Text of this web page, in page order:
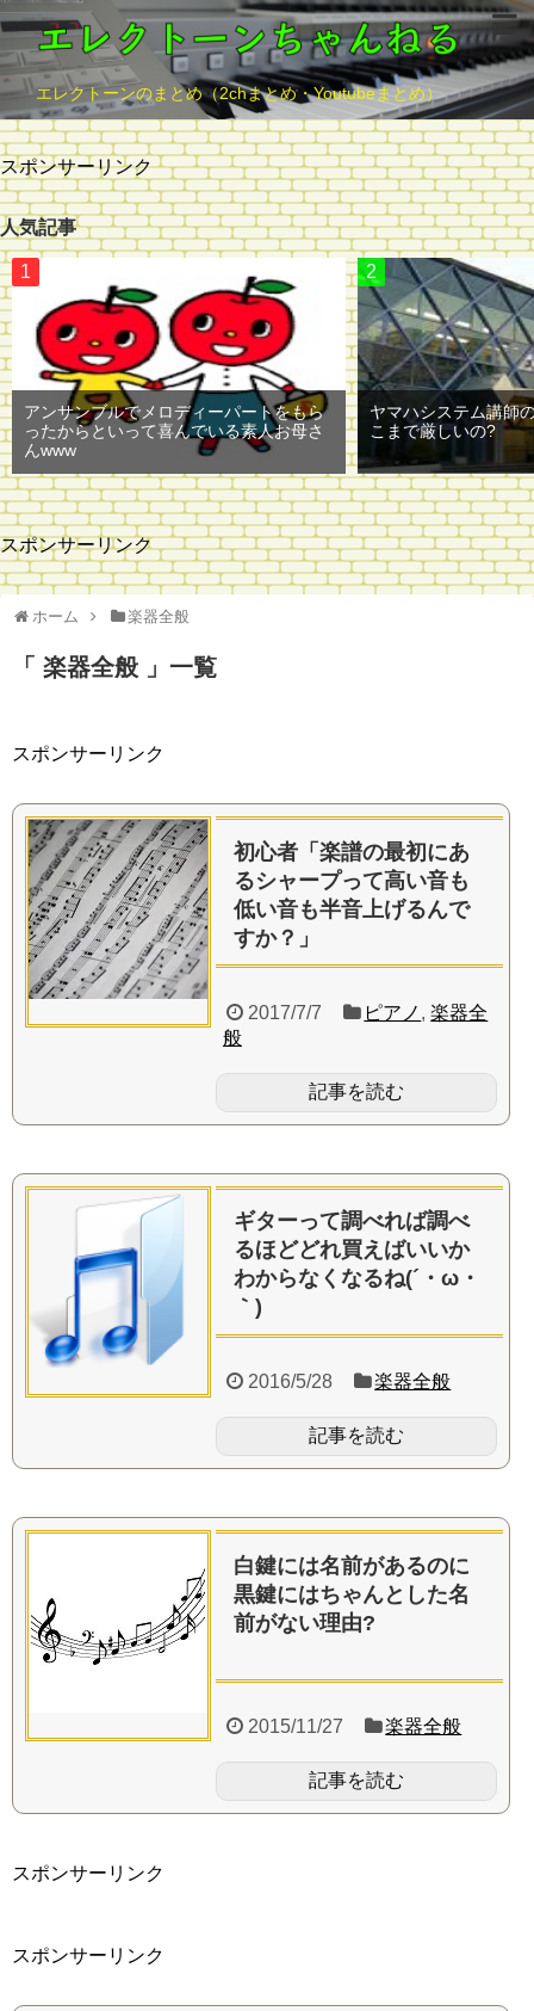
エレクトーンのまとめ（2chまとめ・Youtubeまとめ）
スポンサーリンク
人気記事
アンサンブルでメロディーパートをもら
ったからといって喜んでいる素人お母さ
んwww
ヤマハシステム講師
こまで厳しいの?
スポンサーリンク
ホーム 楽器全般
楽器全般 一覧
スポンサーリンク
初心者「楽譜の最初にあ
るシャープって高い音も
低い音も半音上げるんで
すか？」
2017/7/7 ピアノ ,楽器全
般
記事を読む
ギターって調べれば調べ
るほどどれ買えばいいか
わからなくなるね(´・ω・
｀)
2016/5/28 楽器全般
記事を読む
白鍵には名前があるのに
黒鍵にはちゃんとした名
前がない理由?
2015/11/27 楽器全般
記事を読む
スポンサーリンク
スポンサーリンク